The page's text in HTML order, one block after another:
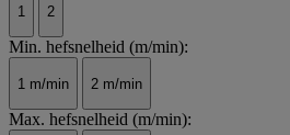
1 2
Min. hefsnelheid (m/min):
1 m/min 2 m/min
Max. hefsnelheid (m/min):